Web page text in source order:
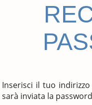
Inserisci il tuo
sarà inviata la password